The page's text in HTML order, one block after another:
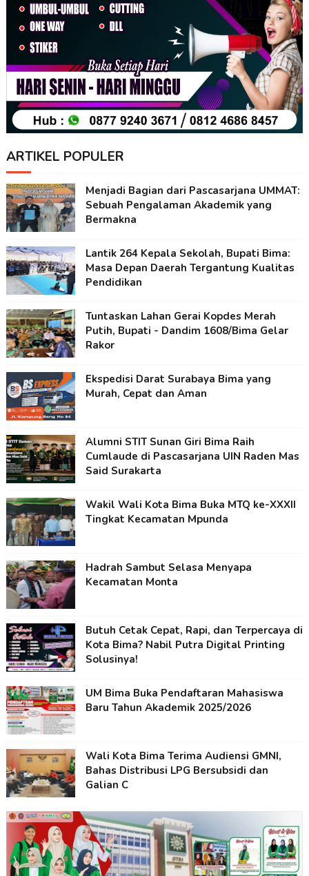
ARTIKEL POPULER
Menjadi Bagian dari Pascasarjana UMMAT:
Sebuah Pengalaman Akademik yang
Bermakna
Lantik 264 Kepala Sekolah, Bupati Bima:
Masa Depan Daerah Tergantung Kualitas
Pendidikan
Tuntaskan Lahan Gerai Kopdes Merah
Putih, Bupati - Dandim 1608/Bima Gelar
Rakor
Ekspedisi Darat Surabaya Bima yang
Murah, Cepat dan Aman
Alumni STIT Sunan Giri Bima Raih
Cumlaude di Pascasarjana UIN Raden Mas
Said Surakarta
Wakil Wali Kota Bima Buka MTQ ke-XXXII
Tingkat Kecamatan Mpunda
Hadrah Sambut Selasa Menyapa
Kecamatan Monta
Butuh Cetak Cepat, Rapi, dan Terpercaya di
Kota Bima? Nabil Putra Digital Printing
Solusinya!
UM Bima Buka Pendaftaran Mahasiswa
Baru Tahun Akademik 2025/2026
Wali Kota Bima Terima Audiensi GMNI,
Bahas Distribusi LPG Bersubsidi dan
Galian C